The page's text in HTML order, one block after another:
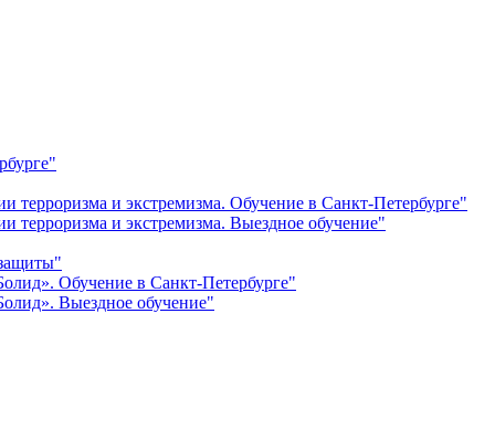
терроризма и экстремизма. Обучение в Санкт-Петербурге"
терроризма и экстремизма. Выездное обучение"
Обучение в Санкт-Петербурге"
Выездное обучение"